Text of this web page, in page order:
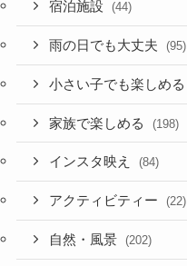
宿泊施設 (44)
雨の日でも大丈夫 (95)
小さい子でも楽しめる
家族で楽しめる (198)
インスタ映え (84)
アクティビティー (22)
自然・風景 (202)